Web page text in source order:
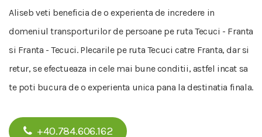
Aliseb veti beneficia de o experienta de incredere in
domeniul transporturilor de persoane pe ruta Tecuci - Franta
si Franta - Tecuci. Plecarile pe ruta Tecuci catre Franta, dar si
retur, se efectueaza in cele mai bune conditii, astfel incat sa
te poti bucura de o experienta unica pana la destinatia finala.
+40.784.606.162